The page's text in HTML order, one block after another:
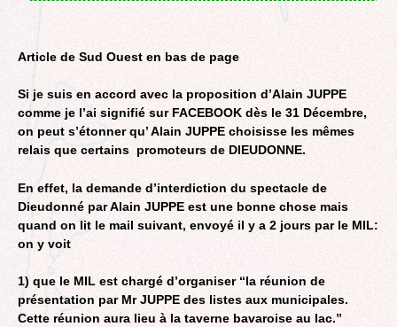
Article de Sud Ouest en bas de page
Si je suis en accord avec la proposition d’Alain JUPPE
comme je l’ai signifié sur FACEBOOK dès le 31 Décembre,
on peut s’étonner qu’ Alain JUPPE choisisse les mêmes
relais que certains promoteurs de DIEUDONNE.
En effet, la demande d’interdiction du spectacle de
Dieudonné par Alain JUPPE est une bonne chose mais
quand on lit le mail suivant, envoyé il y a 2 jours par le MIL:
on y voit
1) que le MIL est chargé d’organiser “la réunion de
présentation par Mr JUPPE des listes aux municipales.
Cette réunion aura lieu à la taverne bavaroise au lac.”